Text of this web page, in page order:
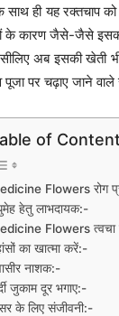
साथ ही यह रक्तचाप
के कारण जैसे-जैसे इसकी
अब इसकी खेती
पर चढ़ाए जाने वाले
of
Flowers रोग
हेतु लाभदायक:-
Flowers त्वचा
का खात्मा करें:-
नाशक:-
जुकाम दूर भगाए:-
के लिए संजीवनी:-